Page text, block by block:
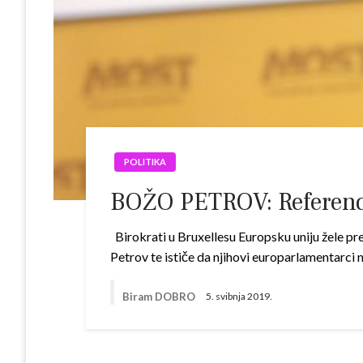
POLITIKA
BOŽO PETROV:
Birokrati u Bruxellesu Europsku uniju žele
Petrov te ističe da njihovi
Biram DOBRO 5. svibnja 2019.